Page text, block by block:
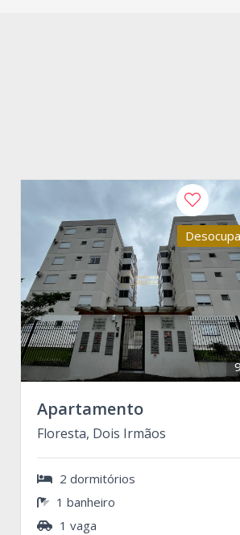
Apartamento
Floresta, Dois Irmãos
2 dormitórios
1 banheiro
1 vaga